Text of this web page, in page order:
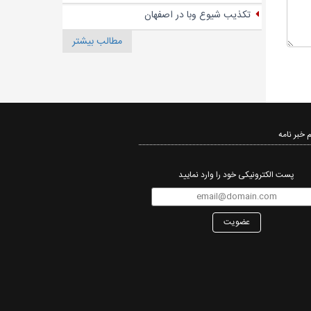
تکذیب شیوع وبا در اصفهان
مطالب بیشتر
خبر نامه‌
پست الکترونیکی خود را وارد نمایید
عضویت